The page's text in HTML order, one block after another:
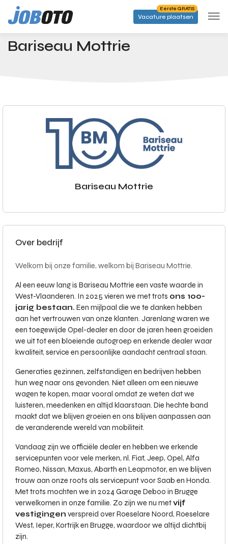
Skip to main content
Vacature plaatsen
Eerste GRATIS
Startpagina Bedrijven Bariseau Mottrie
Bariseau Mottrie
Bariseau Mottrie
Over bedrijf
Welkom bij onze familie, welkom bij Bariseau Mottrie.
Al een eeuw lang is Bariseau Mottrie een vaste waarde in
West-Vlaanderen. In 2025 vieren we met trots ons 100-
jarig bestaan. Een mijlpaal die we te danken hebben
aan het vertrouwen van onze klanten. Jarenlang waren we
een toegewijde Opel-dealer en door de jaren heen groeiden
we uit tot een bloeiende autogroep en erkende dealer waar
kwaliteit, service en persoonlijke aandacht centraal staan.
Generaties gezinnen, zelfstandigen en bedrijven hebben
hun weg naar ons gevonden. Niet alleen om een nieuwe
wagen te kopen, maar vooral omdat ze weten dat we
luisteren, meedenken en altijd klaarstaan. Die hechte band
maakt dat we blijven groeien en ons blijven aanpassen aan
de veranderende wereld van mobiliteit.
Vandaag zijn we officiële dealer en hebben we erkende
servicepunten voor vele merken, nl. Fiat, Jeep, Opel, Alfa
Romeo, Nissan, Maxus, Abarth en Leapmotor, en we blijven
trouw aan onze roots als servicepunt voor Saab en Honda.
Met trots mochten we in 2024 Garage Deboo in Brugge
verwelkomen in onze familie. Zo zijn we nu metvijf
vestigingen verspreid over Roeselare Noord, Roeselare
West, Ieper, Kortrijk en Brugge, waardoor we altijd dichtbij
zijn.